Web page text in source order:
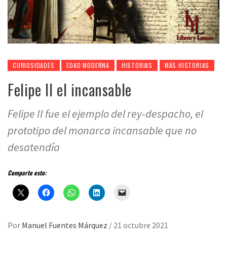
CURIOSIDADES EDAD MODERNA HISTORIAS MÁS HISTORIAS
Felipe II el incansable
Felipe II fue el ejemplo del rey-despacho, el
prototipo del monarca incansable que no
desatendía
Comparte esto:
Por Manuel Fuentes Márquez / 21 octubre 2021